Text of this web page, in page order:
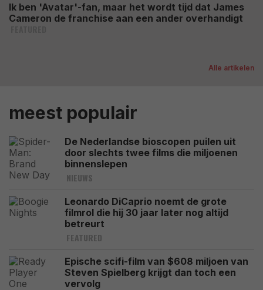
Ik ben 'Avatar'-fan, maar het wordt tijd dat James
Cameron de franchise aan een ander overhandigt
Alle artikelen
meest populair
De Nederlandse bioscopen puilen uit
door slechts twee films die miljoenen
binnenslepen
NIEUWS
Leonardo DiCaprio noemt de grote
filmrol die hij 30 jaar later nog altijd
betreurt
FEATURED
Epische scifi-film van $608 miljoen van
Steven Spielberg krijgt dan toch een
vervolg